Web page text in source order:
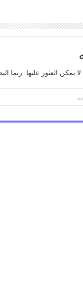
لا يمكن العثور عليها.